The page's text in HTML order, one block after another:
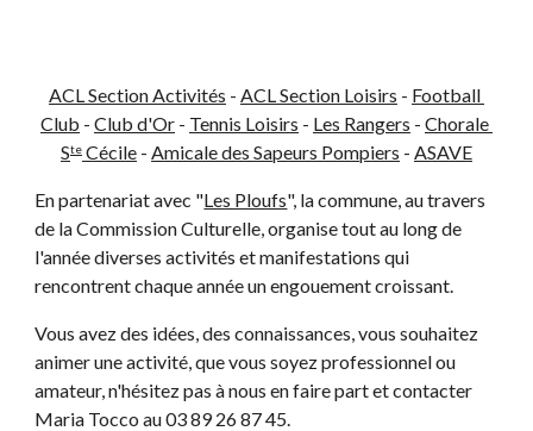
ACL Section Activités - ACL Section Loisirs - Football
Club - Club d'Or - Tennis Loisirs - Les Rangers - Chorale
Ste Cécile - Amicale des Sapeurs Pompiers - ASAVE
En partenariat avec "Les Ploufs", la commune, au travers
de la Commission Culturelle, organise tout au long de
l'année diverses activités et manifestations qui
rencontrent chaque année un engouement croissant.
Vous avez des idées, des connaissances, vous souhaitez
animer une activité, que vous soyez professionnel ou
amateur, n'hésitez pas à nous en faire part et contacter
Maria Tocco au 03 89 26 87 45.